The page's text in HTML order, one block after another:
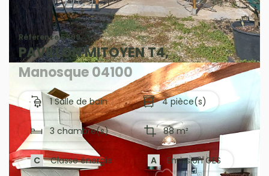
Référence 5499
PAVILLON MITOYEN T4,
Manosque 04100
1 Salle de bain 4 pièce(s)
3 chambre(s) 88 m²
C Classe énergie A Emission GES